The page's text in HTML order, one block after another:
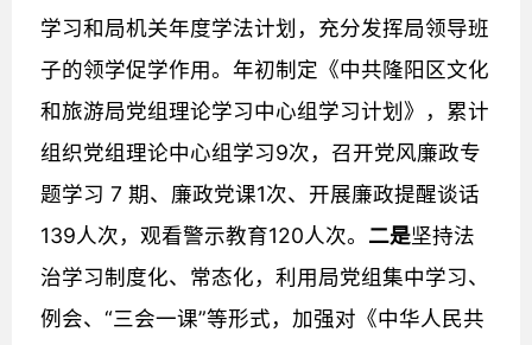
学习和局机关年度学法计划，充分发挥局领导班
子的领学促学作用。年初制定《中共隆阳区文化
和旅游局党组理论学习中心组学习计划》，累计
组织党组理论中心组学习9次，召开党风廉政专
题学习 7 期、廉政党课1次、开展廉政提醒谈话
139人次，观看警示教育120人次。 二是坚持法
治学习制度化、常态化，利用局党组集中学习、
例会、“三会一课”等形式， 加强对《中华人民共